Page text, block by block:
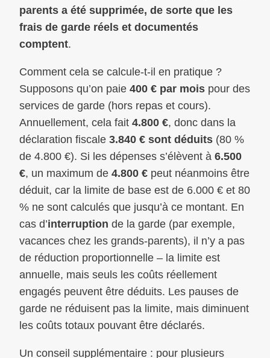
parents a été supprimée, de sorte que les
frais de garde réels et documentés
comptent.
Comment cela se calcule-t-il en pratique ?
Supposons qu’on paie 400 € par mois pour des
services de garde (hors repas et cours).
Annuellement, cela fait 4.800 €, donc dans la
déclaration fiscale 3.840 € sont déduits (80 %
de 4.800 €). Si les dépenses s’élèvent à 6.500
€, un maximum de 4.800 € peut néanmoins être
déduit, car la limite de base est de 6.000 € et 80
% ne sont calculés que jusqu’à ce montant. En
cas d’interruption de la garde (par exemple,
vacances chez les grands-parents), il n’y a pas
de réduction proportionnelle – la limite est
annuelle, mais seuls les coûts réellement
engagés peuvent être déduits. Les pauses de
garde ne réduisent pas la limite, mais diminuent
les coûts totaux pouvant être déclarés.
Un conseil supplémentaire : pour plusieurs